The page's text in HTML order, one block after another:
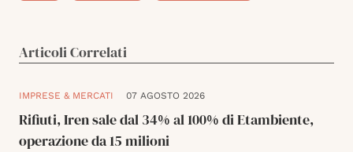
Articoli Correlati
IMPRESE & MERCATI 07 AGOSTO 2026
Rifiuti, Iren sale dal 34% al 100% di Etambiente,
operazione da 15 milioni